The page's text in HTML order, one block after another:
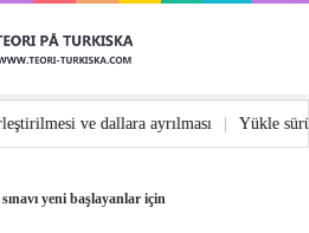
ve dallara ayrılması Yükle
yeni başlayanlar için